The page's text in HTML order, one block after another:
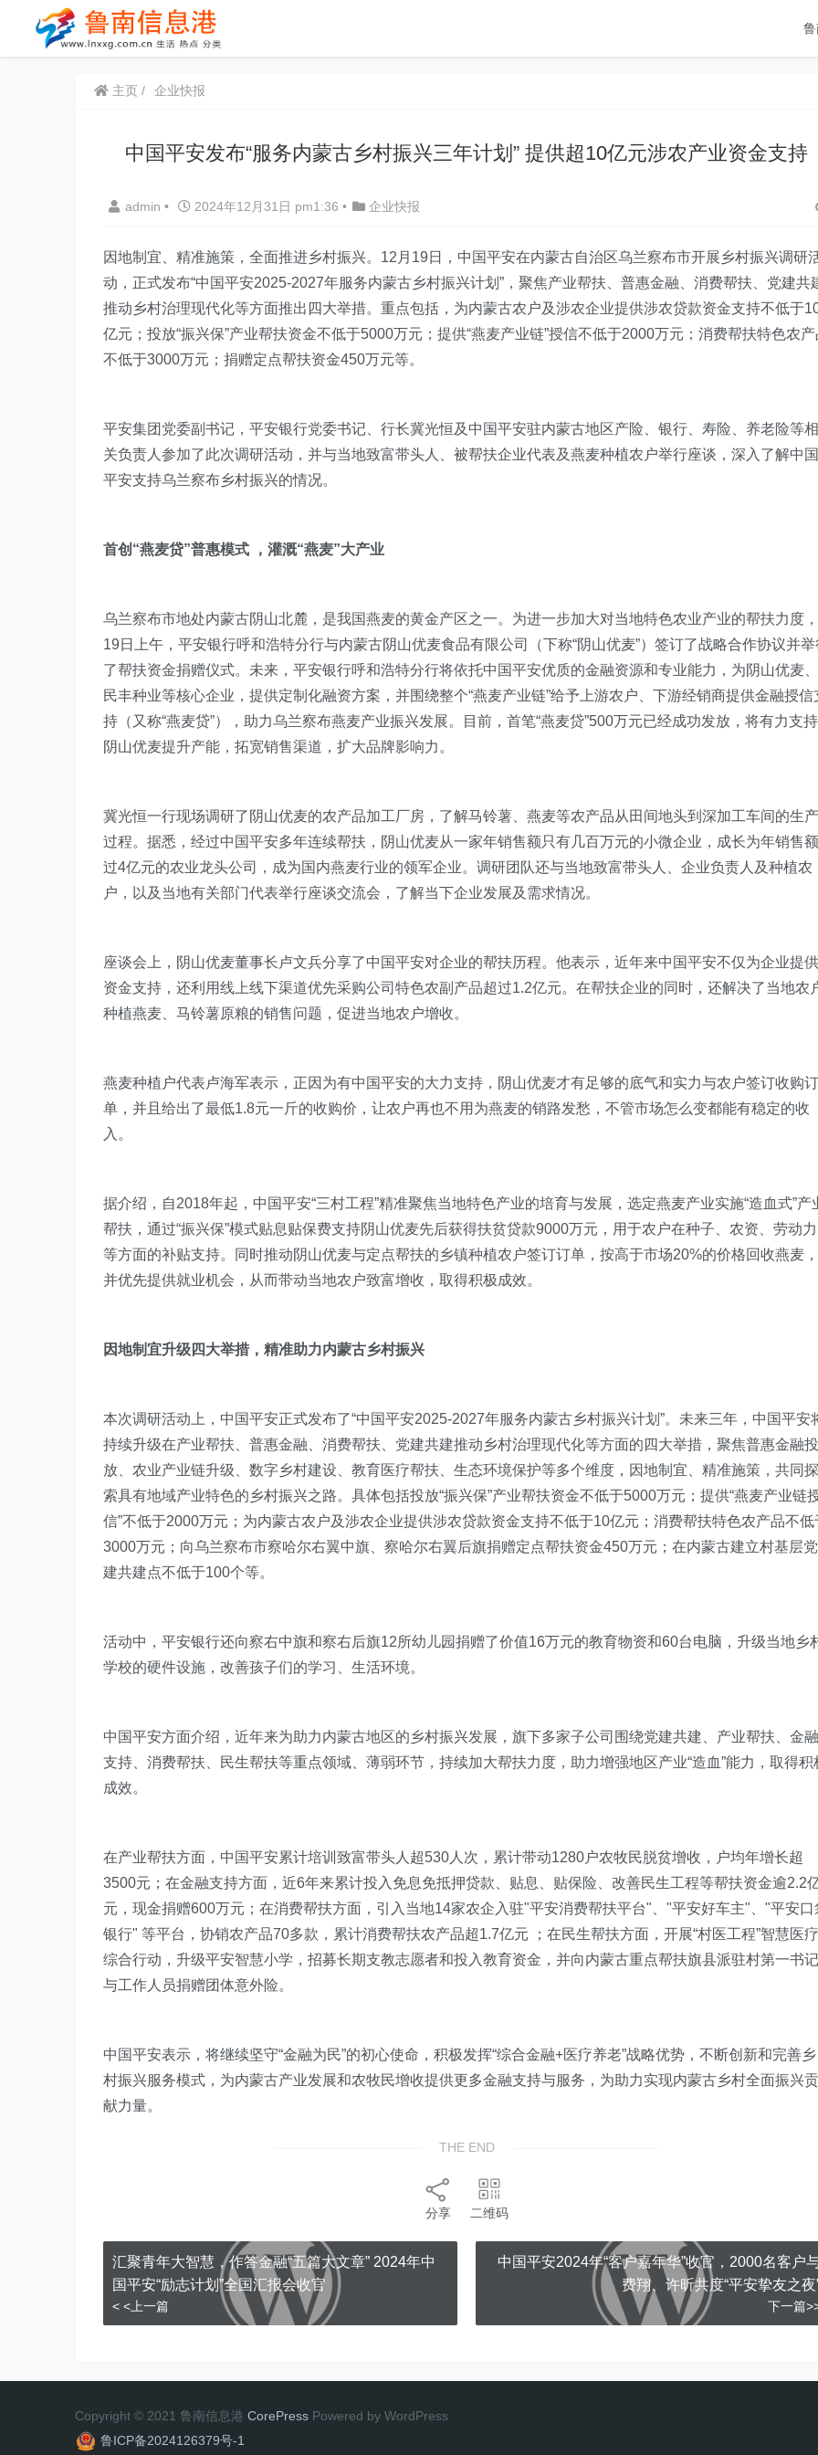
主页 企业快报
中国平安发布“服务内蒙古乡村振兴三年计划” 提供超10亿元涉农产业资金支持
admin • 2024年12月31日 pm1:36 • 企业快报
因地制宜、精准施策，全面推进乡村振兴。12月19日，中国平安在内蒙古自治区乌兰察布市开展乡村振兴调研
动，正式发布“中国平安2025-2027年服务内蒙古乡村振兴计划”，聚焦产业帮扶、普惠金融、消费帮扶、党建共
推动乡村治理现代化等方面推出四大举措。重点包括，为内蒙古农户及涉农企业提供涉农贷款资金支持不低于
亿元；投放“振兴保”产业帮扶资金不低于5000万元；提供“燕麦产业链”授信不低于2000万元；消费帮扶特色农产
不低于3000万元；捐赠定点帮扶资金450万元等。
平安集团党委副书记，平安银行党委书记、行长冀光恒及中国平安驻内蒙古地区产险、银行、寿险、养老险等相
关负责人参加了此次调研活动，并与当地致富带头人、被帮扶企业代表及燕麦种植农户举行座谈，深入了解中国
平安支持乌兰察布乡村振兴的情况。
首创“燕麦贷”普惠模式 ，灌溉“燕麦”大产业
乌兰察布市地处内蒙古阴山北麓，是我国燕麦的黄金产区之一。为进一步加大对当地特色农业产业的帮扶力度，
19日上午，平安银行呼和浩特分行与内蒙古阴山优麦食品有限公司（下称“阴山优麦”）签订了战略合作协议并举
了帮扶资金捐赠仪式。未来，平安银行呼和浩特分行将依托中国平安优质的金融资源和专业能力，为阴山优麦、
民丰种业等核心企业，提供定制化融资方案，并围绕整个“燕麦产业链”给予上游农户、下游经销商提供金融授信
持（又称“燕麦贷”），助力乌兰察布燕麦产业振兴发展。目前，首笔“燕麦贷”500万元已经成功发放，将有力支持
阴山优麦提升产能，拓宽销售渠道，扩大品牌影响力。
冀光恒一行现场调研了阴山优麦的农产品加工厂房，了解马铃薯、燕麦等农产品从田间地头到深加工车间的生产
过程。据悉，经过中国平安多年连续帮扶，阴山优麦从一家年销售额只有几百万元的小微企业，成长为年销售额
过4亿元的农业龙头公司，成为国内燕麦行业的领军企业。调研团队还与当地致富带头人、企业负责人及种植农
户，以及当地有关部门代表举行座谈交流会，了解当下企业发展及需求情况。
座谈会上，阴山优麦董事长卢文兵分享了中国平安对企业的帮扶历程。他表示，近年来中国平安不仅为企业提供
资金支持，还利用线上线下渠道优先采购公司特色农副产品超过1.2亿元。在帮扶企业的同时，还解决了当地农
种植燕麦、马铃薯原粮的销售问题，促进当地农户增收。
燕麦种植户代表卢海军表示，正因为有中国平安的大力支持，阴山优麦才有足够的底气和实力与农户签订收购订
单，并且给出了最低1.8元一斤的收购价，让农户再也不用为燕麦的销路发愁，不管市场怎么变都能有稳定的收
入。
据介绍，自2018年起，中国平安“三村工程”精准聚焦当地特色产业的培育与发展，选定燕麦产业实施“造血式”产
帮扶，通过“振兴保”模式贴息贴保费支持阴山优麦先后获得扶贫贷款9000万元，用于农户在种子、农资、劳动力
等方面的补贴支持。同时推动阴山优麦与定点帮扶的乡镇种植农户签订订单，按高于市场20%的价格回收燕麦，
并优先提供就业机会，从而带动当地农户致富增收，取得积极成效。
因地制宜升级四大举措，精准助力内蒙古乡村振兴
本次调研活动上，中国平安正式发布了“中国平安2025-2027年服务内蒙古乡村振兴计划”。未来三年，中国平安
持续升级在产业帮扶、普惠金融、消费帮扶、党建共建推动乡村治理现代化等方面的四大举措，聚焦普惠金融投
放、农业产业链升级、数字乡村建设、教育医疗帮扶、生态环境保护等多个维度，因地制宜、精准施策，共同探
索具有地域产业特色的乡村振兴之路。具体包括投放“振兴保”产业帮扶资金不低于5000万元；提供“燕麦产业链
信”不低于2000万元；为内蒙古农户及涉农企业提供涉农贷款资金支持不低于10亿元；消费帮扶特色农产品不低
3000万元；向乌兰察布市察哈尔右翼中旗、察哈尔右翼后旗捐赠定点帮扶资金450万元；在内蒙古建立村基层党
建共建点不低于100个等。
活动中，平安银行还向察右中旗和察右后旗12所幼儿园捐赠了价值16万元的教育物资和60台电脑，升级当地乡
学校的硬件设施，改善孩子们的学习、生活环境。
中国平安方面介绍，近年来为助力内蒙古地区的乡村振兴发展，旗下多家子公司围绕党建共建、产业帮扶、金融
支持、消费帮扶、民生帮扶等重点领域、薄弱环节，持续加大帮扶力度，助力增强地区产业“造血”能力，取得积
成效。
在产业帮扶方面，中国平安累计培训致富带头人超530人次，累计带动1280户农牧民脱贫增收，户均年增长超
3500元；在金融支持方面，近6年来累计投入免息免抵押贷款、贴息、贴保险、改善民生工程等帮扶资金逾2.2
元，现金捐赠600万元；在消费帮扶方面，引入当地14家农企入驻"平安消费帮扶平台"、"平安好车主"、"平安口
银行" 等平台，协销农产品70多款，累计消费帮扶农产品超1.7亿元 ；在民生帮扶方面，开展“村医工程”智慧医疗
综合行动，升级平安智慧小学，招募长期支教志愿者和投入教育资金，并向内蒙古重点帮扶旗县派驻村第一书记
与工作人员捐赠团体意外险。
中国平安表示，将继续坚守“金融为民”的初心使命，积极发挥“综合金融+医疗养老”战略优势，不断创新和完善乡
村振兴服务模式，为内蒙古产业发展和农牧民增收提供更多金融支持与服务，为助力实现内蒙古乡村全面振兴贡
献力量。
THE END
分享 二维码
汇聚青年大智慧，作答金融“五篇大文章” 2024年中
国平安“励志计划”全国汇报会收官
< <上一篇
中国平安2024年“客户嘉年华”收官，2000名客户
费翔、许昕共度“平安挚友之夜
下一篇
Copyright © 2021 鲁南信息港 CorePress Powered by WordPress
鲁ICP备2024126379号-1